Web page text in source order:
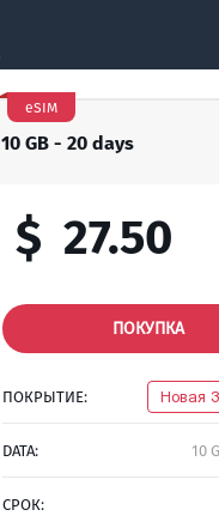
10 GB - 20 days
eSIM
$ 27.50
ПОКУПКА
ПОКРЫТИЕ: Новая
DATA: 10
СРОК: